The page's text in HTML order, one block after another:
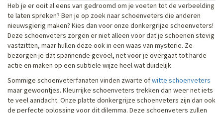
Heb je er ooit al eens van gedroomd om je voeten tot de verbeelding
te laten spreken? Ben je op zoek naar schoenveters die anderen
nieuwsgierig maken? Kies dan voor onze donkergrijze schoenveters!
Deze schoenveters zorgen er niet alleen voor dat je schoenen stevig
vastzitten, maar hullen deze ook in een waas van mysterie. Ze
bezorgen je dat spannende gevoel, net voor je overgaat tot harde
actie en maken op een subtiele wijze heel wat duidelijk.
Sommige schoenveterfanaten vinden zwarte ofwitte schoenveters
maar gewoontjes. Kleurrijke schoenveters trekken dan weer net iets
te veel aandacht. Onze platte donkergrijze schoenveters zijn dan ook
de perfecte oplossing voor dit dilemma. Deze schoenveters zullen